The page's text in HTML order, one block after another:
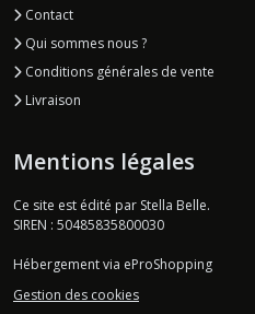
Contact
Qui sommes nous ?
Conditions générales de vente
Livraison
Mentions légales
Ce site est édité par Stella Belle.
SIREN : 50485835800030
Hébergement via eProShopping
Gestion des cookies